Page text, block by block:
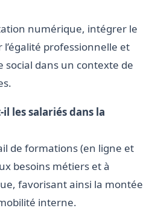
numérique, intégrer le
professionnelle et
social dans un contexte de
les salariés dans la
de formations (en ligne et
besoins métiers et à
favorisant ainsi la montée
interne.